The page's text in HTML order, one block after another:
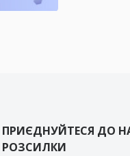
ПРИЄДНУЙТЕСЯ ДО
РОЗСИЛКИ